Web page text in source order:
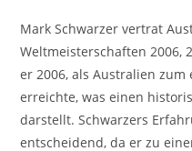
Mark Schwarzer vertrat
Weltmeisterschaften 2006,
er 2006, als Australien
erreichte, was einen
darstellt. Schwarzers
entscheidend, da er zu